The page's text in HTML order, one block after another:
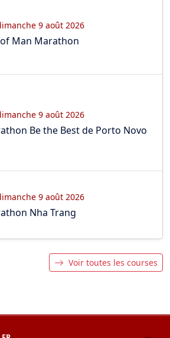
9 août 2026
Man Marathon
9 août 2026
Be the Best de Porto Novo
9 août 2026
Nha Trang
Voir toutes les courses